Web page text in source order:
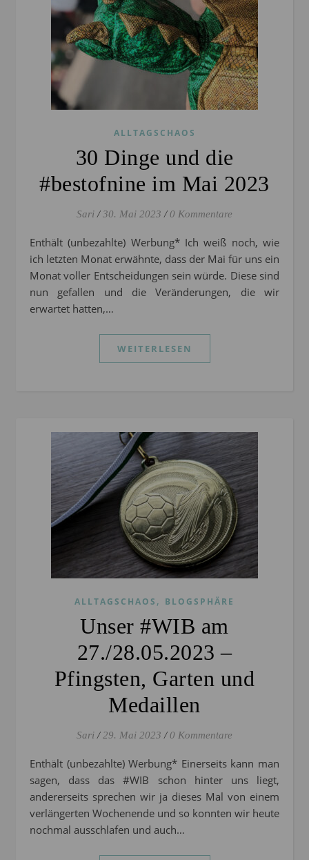
ALLTAGSCHAOS
30 Dinge und die
#bestofnine im Mai 2023
Sari / 30. Mai 2023 / 0 Kommentare
Enthält (unbezahlte) Werbung* Ich weiß noch, wie
ich letzten Monat erwähnte, dass der Mai für uns ein
Monat voller Entscheidungen sein würde. Diese sind
nun gefallen und die Veränderungen, die wir
erwartet hatten,…
WEITERLESEN
ALLTAGSCHAOS , BLOGSPHÄRE
Unser #WIB am
27./28.05.2023 –
Pfingsten, Garten und
Medaillen
Sari / 29. Mai 2023 / 0 Kommentare
Enthält (unbezahlte) Werbung* Einerseits kann man
sagen, dass das #WIB schon hinter uns liegt,
andererseits sprechen wir ja dieses Mal von einem
verlängerten Wochenende und so konnten wir heute
nochmal ausschlafen und auch…